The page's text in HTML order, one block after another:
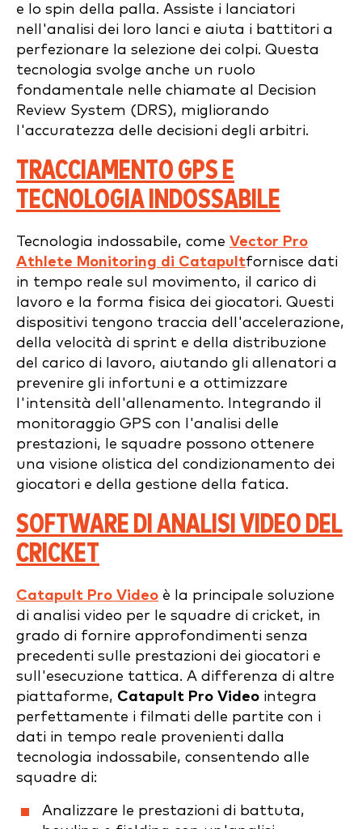
e lo spin della palla. Assiste i lanciatori
nell'analisi dei loro lanci e aiuta i battitori a
perfezionare la selezione dei colpi. Questa
tecnologia svolge anche un ruolo
fondamentale nelle chiamate al Decision
Review System (DRS), migliorando
l'accuratezza delle decisioni degli arbitri.
TRACCIAMENTO GPS E
TECNOLOGIA INDOSSABILE
Tecnologia indossabile, come Vector Pro
Athlete Monitoring di Catapultfornisce dati
in tempo reale sul movimento, il carico di
lavoro e la forma fisica dei giocatori. Questi
dispositivi tengono traccia dell'accelerazione,
della velocità di sprint e della distribuzione
del carico di lavoro, aiutando gli allenatori a
prevenire gli infortuni e a ottimizzare
l'intensità dell'allenamento. Integrando il
monitoraggio GPS con l'analisi delle
prestazioni, le squadre possono ottenere
una visione olistica del condizionamento dei
giocatori e della gestione della fatica.
SOFTWARE DI ANALISI VIDEO DEL
CRICKET
Catapult Pro Video è la principale soluzione
di analisi video per le squadre di cricket, in
grado di fornire approfondimenti senza
precedenti sulle prestazioni dei giocatori e
sull'esecuzione tattica. A differenza di altre
piattaforme, Catapult Pro Video integra
perfettamente i filmati delle partite con i
dati in tempo reale provenienti dalla
tecnologia indossabile, consentendo alle
squadre di:
Analizzare le prestazioni di battuta,